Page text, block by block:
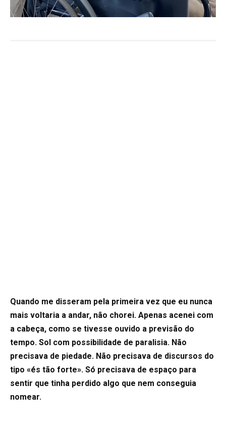
Quando me disseram pela primeira vez que eu nunca
mais voltaria a andar, não chorei. Apenas acenei com
a cabeça, como se tivesse ouvido a previsão do
tempo. Sol com possibilidade de paralisia. Não
precisava de piedade. Não precisava de discursos do
tipo «és tão forte». Só precisava de espaço para
sentir que tinha perdido algo que nem conseguia
nomear.